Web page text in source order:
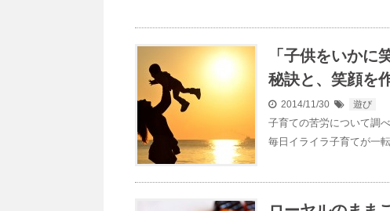
「子供をいか
秘訣と、笑顔を
2014/11/30 遊び
子育ての苦労について調
毎日イライラ子育てが一